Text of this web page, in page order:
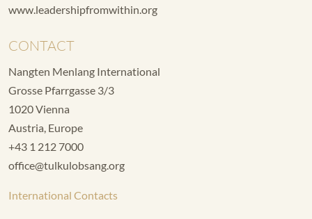
www.leadershipfromwithin.org
CONTACT
Nangten Menlang International
Grosse Pfarrgasse 3/3
1020 Vienna
Austria, Europe
+43 1 212 7000
office@tulkulobsang.org
International Contacts